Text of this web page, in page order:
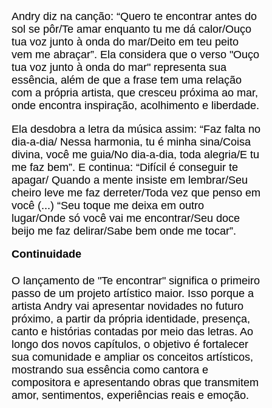
Andry diz na canção: “Quero te encontrar antes do
sol se pôr/Te amar enquanto tu me dá calor/Ouço
tua voz junto à onda do mar/Deito em teu peito
vem me abraçar”. Ela considera que o verso "Ouço
tua voz junto à onda do mar" representa sua
essência, além de que a frase tem uma relação
com a própria artista, que cresceu próxima ao mar,
onde encontra inspiração, acolhimento e liberdade.
Ela desdobra a letra da música assim: “Faz falta no
dia-a-dia/ Nessa harmonia, tu é minha sina/Coisa
divina, você me guia/No dia-a-dia, toda alegria/E tu
me faz bem”. E continua: “Difícil é conseguir te
apagar/ Quando a mente insiste em lembrar/Seu
cheiro leve me faz derreter/Toda vez que penso em
você (...) “Seu toque me deixa em outro
lugar/Onde só você vai me encontrar/Seu doce
beijo me faz delirar/Sabe bem onde me tocar”.
Continuidade
O lançamento de "Te encontrar" significa o primeiro
passo de um projeto artístico maior. Isso porque a
artista Andry vai apresentar novidades no futuro
próximo, a partir da própria identidade, presença,
canto e histórias contadas por meio das letras. Ao
longo dos novos capítulos, o objetivo é fortalecer
sua comunidade e ampliar os conceitos artísticos,
mostrando sua essência como cantora e
compositora e apresentando obras que transmitem
amor, sentimentos, experiências reais e emoção.